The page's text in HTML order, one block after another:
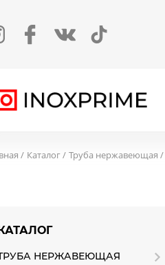
FacebookВконтакте
TikTok
Каталог Труба нержавеющая
НЕРЖАВЕЮЩАЯ